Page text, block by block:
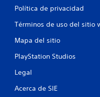
Política de privacidad
Términos de uso del sitio
Mapa del sitio
PlayStation Studios
Legal
Acerca de SIE